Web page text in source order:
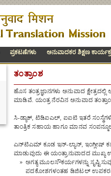
ಪ್ರಕಟಣೆಗಳು ಅನುವಾದಕರ ಶಿಕ್ಷಣ
ತಂತ್ರಾಂಶ
ಹೊಸ ತಂತ್ರಜ್ಞಾನಗಳು ಅನುವಾದ
ಮಾಡಿವೆ. ಯಂತ್ರ ನೆರವಿನ ಅನುವಾದ
ಸಿ-ಡ್ಯಾಕ್, ಟಿಡಿಐಎಲ್, ಐಐಟಿ ಇತರೆ
ತಾಂತ್ರಿಕ ಸಹಾಯ ಹಾಗೂ ಮಾನವ
ಎನ್‌ಟಿಎಮ್ ಕೂಡ ಇನ್-ಲ್ಯಾನ್, ಇಂಗ್ಲೀಷ್
ಮಾಡುವುದು ಈ ಯಂತ್ರಾನುವಾದದ ಮುಖ್ಯ
» ಅಗತ್ಯ ಮೂಲಸೌಕರ್ಯಗಳನ್ನು
ಪದಕೋಶಗಳಂತಹ ಡಿಜಿಟಲ್ ಉಪಕರಣ,